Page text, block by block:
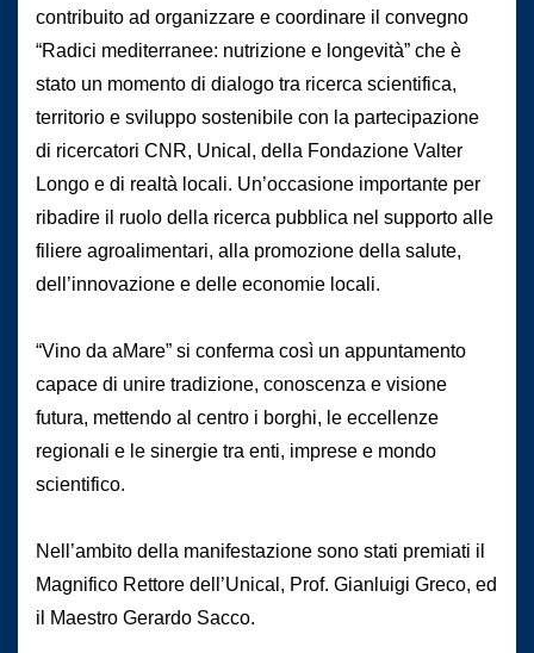
contribuito ad organizzare e coordinare il convegno
“Radici mediterranee: nutrizione e longevità” che è
stato un momento di dialogo tra ricerca scientifica,
territorio e sviluppo sostenibile con la partecipazione
di ricercatori CNR, Unical, della Fondazione Valter
Longo e di realtà locali. Un’occasione importante per
ribadire il ruolo della ricerca pubblica nel supporto alle
filiere agroalimentari, alla promozione della salute,
dell’innovazione e delle economie locali.
“Vino da aMare” si conferma così un appuntamento
capace di unire tradizione, conoscenza e visione
futura, mettendo al centro i borghi, le eccellenze
regionali e le sinergie tra enti, imprese e mondo
scientifico.
Nell’ambito della manifestazione sono stati premiati il
Magnifico Rettore dell’Unical, Prof. Gianluigi Greco, ed
il Maestro Gerardo Sacco.